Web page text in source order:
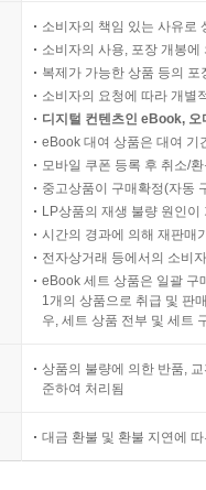
소비자의 책임 있는 사유로
소비자의 사용, 포장 개봉
복제가 가능한 상품 등의
소비자의 요청에 따라 개별
디지털 컨텐츠인 eBook,
eBook 대여 상품은 대여 기
모바일 쿠폰 등록 후 취소/
중고상품이 구매확정(자동
LP상품의 재생 불량 원인
시간의 경과에 의해 재판매
전자상거래 등에서의 소비
eBook 세트 상품은 일괄 구
1개의 상품으로 취급 및 판
우, 세트 상품 전부 및 세트
상품의 불량에 의한 반품,
준하여 처리됨
대금 환불 및 환불 지연에